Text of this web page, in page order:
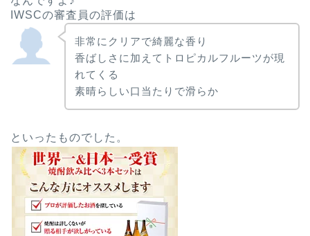
IWSCの審査員の評価は
非常にクリアで綺麗な香り
香ばしさに加えてトロピカルフルーツが現
れてくる
素晴らしい口当たりで滑らか
といったものでした。